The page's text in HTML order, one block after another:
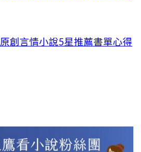
原創言情小說5星推薦書單心得